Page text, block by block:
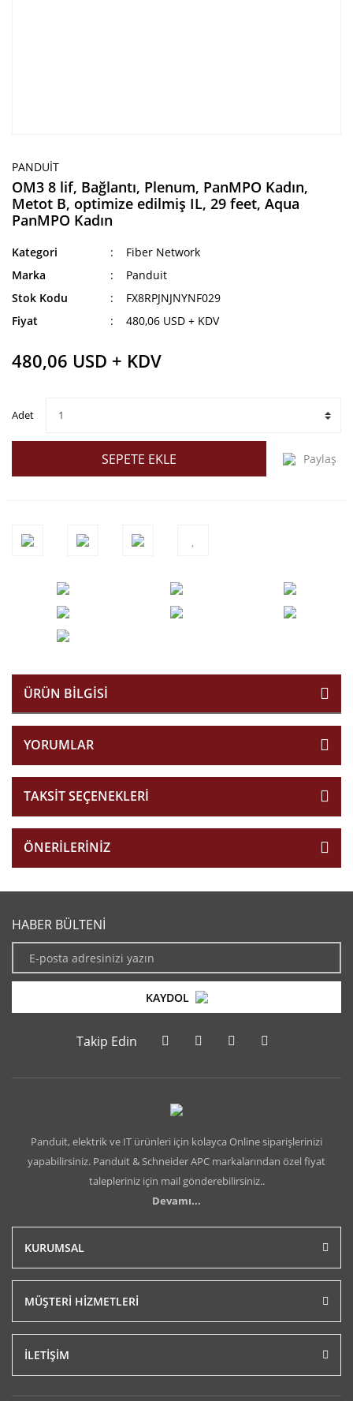
PANDUIT
OM3 8 lif, Bağlantı, Plenum, PanMPO Kadın,
Metot B, optimize edilmiş IL, 29 feet, Aqua
PanMPO Kadın
Kategori
Fiber Network
Marka
Panduit
Stok Kodu
FX8RPJNJNYNF029
Fiyat
480,06 USD + KDV
480,06 USD + KDV
Adet
SEPETE EKLE Paylaş
ÜRÜN BILGISI
YORUMLAR
TAKSIT SEÇENEKLERI
ÖNERILERINIZ
HABER BÜLTENİ
KAYDOL
Takip Edin
Panduit, elektrik ve IT ürünleri için kolayca Online siparişlerinizi
yapabilirsiniz. Panduit & Schneider APC markalarından özel fiyat
talepleriniz için mail gönderebilirsiniz..
Devamı...
KURUMSAL
MÜŞTERİ HİZMETLERİ
İLETİŞİM